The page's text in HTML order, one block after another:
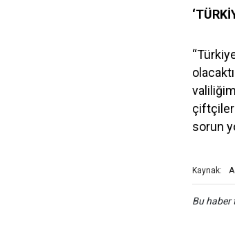
sorun
Kaynak:
Bu haber